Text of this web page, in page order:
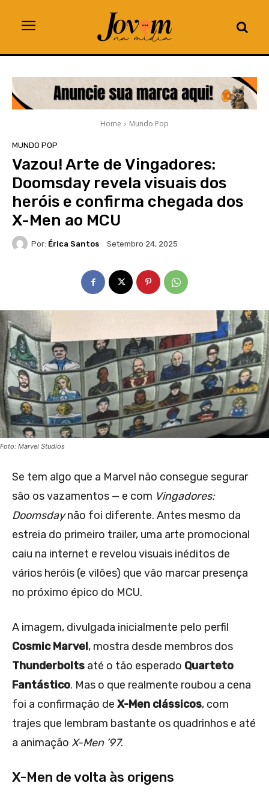
Home Mundo Pop
MUNDO POP
Vazou! Arte de Vingadores:
Doomsday revela visuais dos
heróis e confirma chegada dos
X-Men ao MCU
Por: Érica Santos Setembro 24, 2025
Foto: Marvel Studios
Se tem algo que a Marvel não consegue segurar
são os vazamentos — e com Vingadores:
Doomsdaynão foi diferente. Antes mesmo da
estreia do primeiro trailer, uma arte promocional
caiu na internet e revelou visuais inéditos de
vários heróis (e vilões) que vão marcar presença
no próximo épico do MCU.
A imagem, divulgada inicialmente pelo perfil
Cosmic Marvel, mostra desde membros dos
Thunderbolts até o tão esperado Quarteto
Fantástico. Mas o que realmente roubou a cena
foi a confirmação de X-Men clássicos, com
trajes que lembram bastante os quadrinhos e até
a animação X-Men ’97.
X-Men de volta às origens